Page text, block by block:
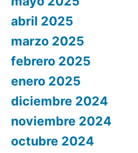
abril 2025
marzo 2025
febrero 2025
enero 2025
diciembre 2024
noviembre 2024
octubre 2024